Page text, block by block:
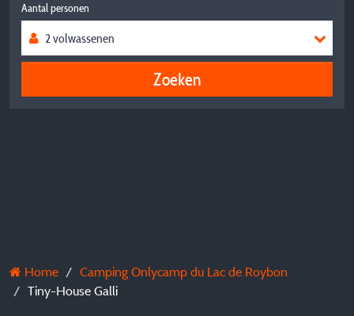
Aantal personen
Zoeken
Home
Camping Onlycamp du Lac de Roybon
Tiny-House Galli